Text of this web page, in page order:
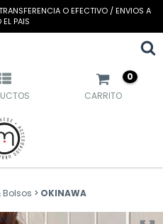
O EFECTIVO / ENVIOS A
PAIS
CARRITO
0
Bolsos > OKINAWA